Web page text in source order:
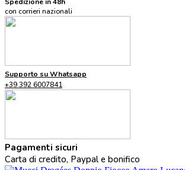
Spedizione in 48h
con corrieri nazionali
Supporto su Whatsapp
+39 392 6007841
Pagamenti sicuri
Carta di credito, Paypal e bonifico